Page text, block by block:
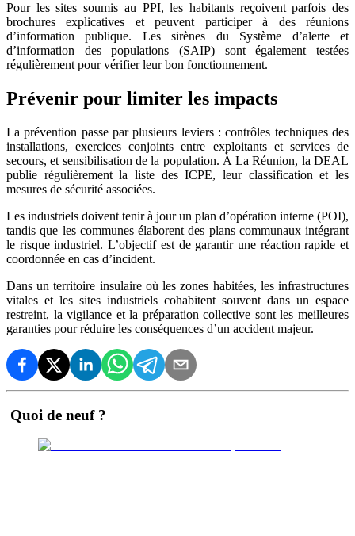
Pour les sites soumis au PPI, les habitants reçoivent parfois des
brochures explicatives et peuvent participer à des réunions
d’information publique. Les sirènes du Système d’alerte et
d’information des populations (SAIP) sont également testées
régulièrement pour vérifier leur bon fonctionnement.
Prévenir pour limiter les impacts
La prévention passe par plusieurs leviers : contrôles techniques des
installations, exercices conjoints entre exploitants et services de
secours, et sensibilisation de la population. À La Réunion, la DEAL
publie régulièrement la liste des ICPE, leur classification et les
mesures de sécurité associées.
Les industriels doivent tenir à jour un plan d’opération interne (POI),
tandis que les communes élaborent des plans communaux intégrant
le risque industriel. L’objectif est de garantir une réaction rapide et
coordonnée en cas d’incident.
Dans un territoire insulaire où les zones habitées, les infrastructures
vitales et les sites industriels cohabitent souvent dans un espace
restreint, la vigilance et la préparation collective sont les meilleures
garanties pour réduire les conséquences d’un accident majeur.
Quoi de neuf ?